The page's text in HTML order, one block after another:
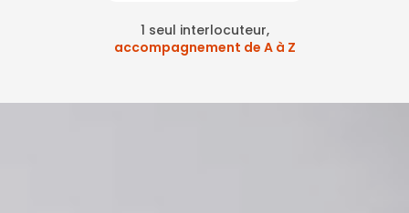
1 seul interlocuteur,
accompagnement de A à Z